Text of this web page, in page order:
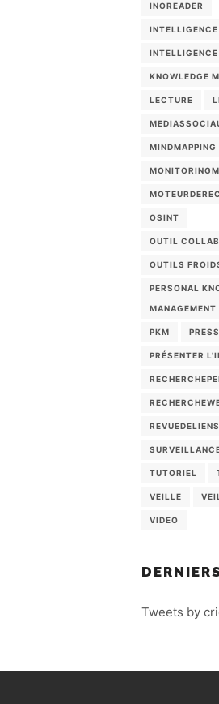
INOREADER
KNOWLEDGE
LECTURE
MINDMAPPING
OSINT
OUTIL
OUTILS
PERSONAL
MANAGEMENT
PKM
PRÉSENTER
REVUEDELIENS
TUTORIEL
VEILLE
VIDEO
Tweets by